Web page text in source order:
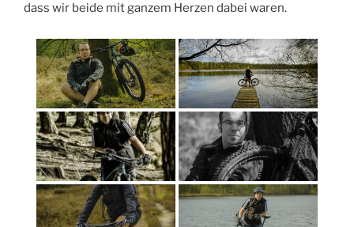
dass wir beide mit ganzem Herzen dabei waren.